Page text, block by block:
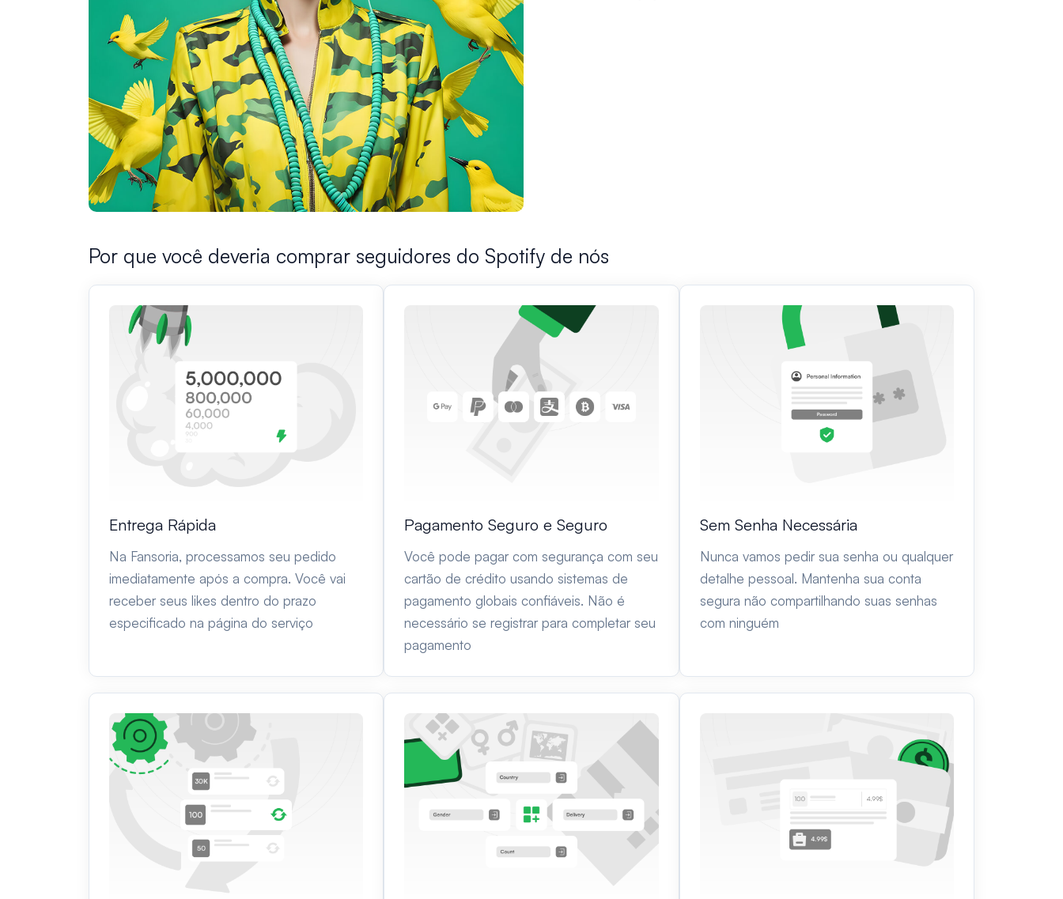
Por que você deveria comprar seguidores do Spotify de nós
Entrega Rápida
Na Fansoria, processamos seu pedido
imediatamente após a compra. Você vai
receber seus likes dentro do prazo
especificado na página do serviço
Pagamento Seguro e Seguro
Você pode pagar com segurança com seu
cartão de crédito usando sistemas de
pagamento globais confiáveis. Não é
necessário se registrar para completar seu
pagamento
Sem Senha Necessária
Nunca vamos pedir sua senha ou qualquer
detalhe pessoal. Mantenha sua conta
segura não compartilhando suas senhas
com ninguém